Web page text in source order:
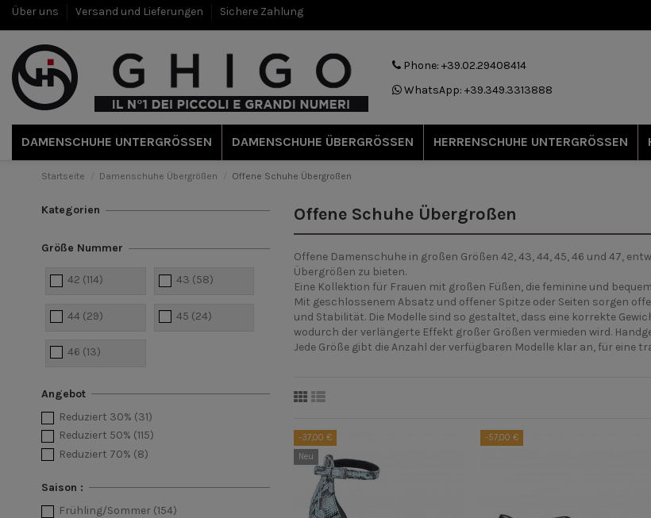
Über uns Versand und Lieferungen Sichere Zahlung
Phone: +39.02.29408414
WhatsApp: +39.349.3313888
DAMENSCHUHE UNTERGRÖSSEN DAMENSCHUHE ÜBERGRÖSSEN HERRENSCHUHE UNTERGRÖSSEN
Startseite Damenschuhe Übergrößen Offene Schuhe Übergroßen
Offene Schuhe Übergroßen
Offene Damenschuhe in großen Größen 42, 43, 44, 45, 46 und 47,
Übergrößen zu bieten.
Eine Kollektion für Frauen mit großen Füßen, die feminine und
Mit geschlossenem Absatz und offener Spitze oder Seiten sorgen
und Stabilität. Die Modelle sind so gestaltet, dass eine korrekte
wodurch der verlängerte Effekt großer Größen vermieden wird.
Jede Größe gibt die Anzahl der verfügbaren Modelle klar an, für eine
-37,00 €
Neu
-57,00 €
Kategorien
Größe Nummer
42 (114) 43 (58)
44 (29) 45 (24)
46 (13)
Angebot
Reduziert 30% (31)
Reduziert 50% (115)
Reduziert 70% (8)
Saison :
Frühling/Sommer (154)